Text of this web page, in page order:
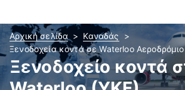
Αρχική σελίδα
Καναδάς
Ξενοδοχεία κοντά σε Waterloo Αεροδρόμιο
Ξενοδοχείο κοντά